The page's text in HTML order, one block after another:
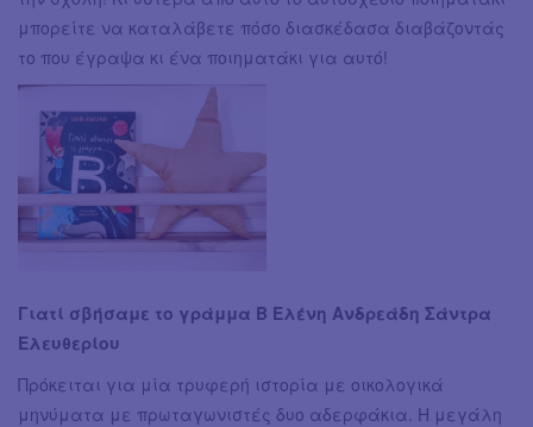
μπορείτε να καταλάβετε πόσο διασκέδασα διαβάζοντάς
το που έγραψα κι ένα ποιηματάκι για αυτό!
Γιατί σβήσαμε το γράμμα Β Ελένη Ανδρεάδη Σάντρα
Ελευθερίου
Πρόκειται για μία τρυφερή ιστορία με οικολογικά
μηνύματα με πρωταγωνιστές δυο αδερφάκια. Η μεγάλη